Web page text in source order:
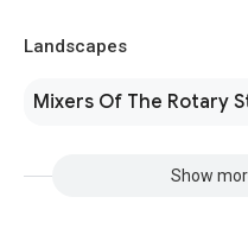
Landscapes
Mixers Of The Rotary
Show